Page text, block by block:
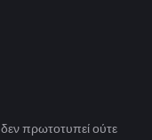
δεν πρωτοτυπεί ούτε